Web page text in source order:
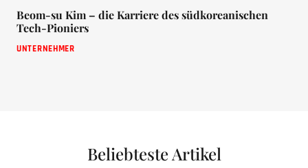
Beom-su Kim – die Karriere des südkoreanischen
Tech-Pioniers
UNTERNEHMER
Beliebteste Artikel